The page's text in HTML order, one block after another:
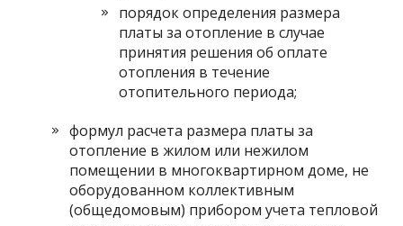
порядок определения размера
платы за отопление в случае
принятия решения об оплате
отопления в течение
отопительного периода;
формул расчета размера платы за
отопление в жилом или нежилом
помещении в многоквартирном доме, не
оборудованном коллективным
(общедомовым) прибором учета тепловой